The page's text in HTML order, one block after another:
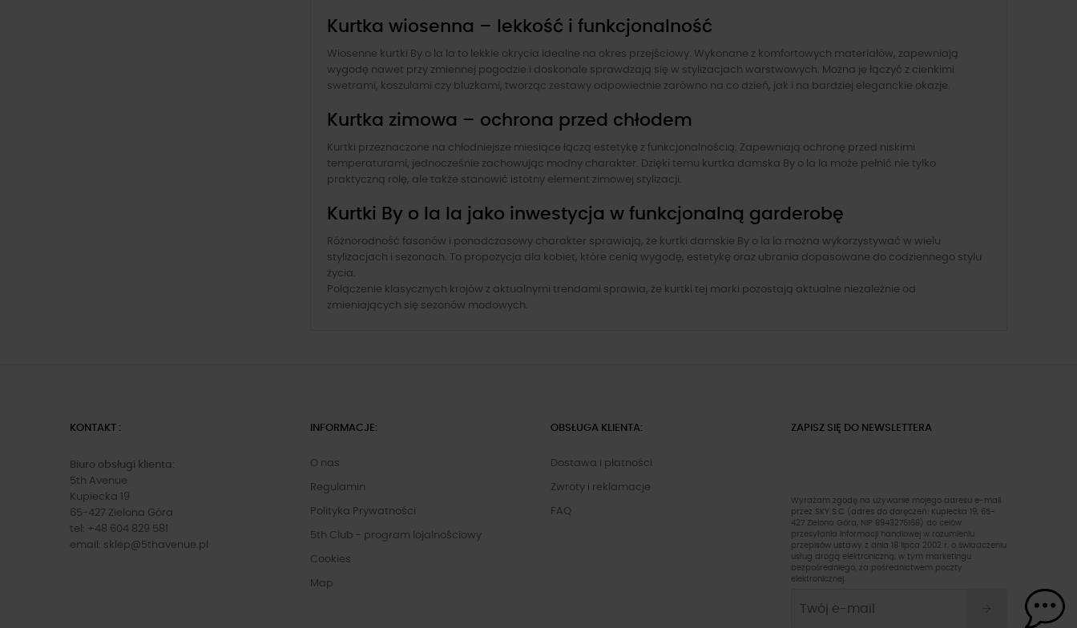
Kurtka wiosenna – lekkość i funkcjonalność
Wiosenne kurtki By o la la to lekkie okrycia idealne na okres przejściowy. Wykonane z komfortowych materiałów, zapewniają
wygodę nawet przy zmiennej pogodzie i doskonale sprawdzają się w stylizacjach warstwowych. Można je łączyć z cienkimi
swetrami, koszulami czy bluzkami, tworząc zestawy odpowiednie zarówno na co dzień, jak i na bardziej eleganckie okazje.
Kurtka zimowa – ochrona przed chłodem
Kurtki przeznaczone na chłodniejsze miesiące łączą estetykę z funkcjonalnością. Zapewniają ochronę przed niskimi
temperaturami, jednocześnie zachowując modny charakter. Dzięki temu kurtka damska By o la la może pełnić nie tylko
praktyczną rolę, ale także stanowić istotny element zimowej stylizacji.
Kurtki By o la la jako inwestycja w funkcjonalną garderobę
Różnorodność fasonów i ponadczasowy charakter sprawiają, że kurtki damskie By o la la można wykorzystywać w wielu
stylizacjach i sezonach. To propozycja dla kobiet, które cenią wygodę, estetykę oraz ubrania dopasowane do codziennego stylu
życia.
Połączenie klasycznych krojów z aktualnymi trendami sprawia, że kurtki tej marki pozostają aktualne niezależnie od
zmieniających się sezonów modowych.
KONTAKT :
Biuro obsługi klienta:
5th Avenue
Kupiecka 19
65-427 Zielona Góra
tel: +48 604 829 581
email: sklep@5thavenue.pl
INFORMACJE:
O nas
Regulamin
Polityka Prywatności
5th Club - program lojalnościowy
Cookies
Map
OBSŁUGA KLIENTA:
Dostawa i płatności
Zwroty i reklamacje
FAQ
ZAPISZ SIĘ DO NEWSLETTERA
Wyrażam zgodę na używanie mojego adresu e-mail
przez SKY S.C (adres do doręczeń: Kupiecka 19, 65-
427 Zielona Góra, NIP 8943276168) do celów
przesyłania informacji handlowej w rozumieniu
przepisów ustawy z dnia 18 lipca 2002 r. o świadczeniu
usług drogą elektroniczną, w tym marketingu
bezpośredniego, za pośrednictwem poczty
elektronicznej.